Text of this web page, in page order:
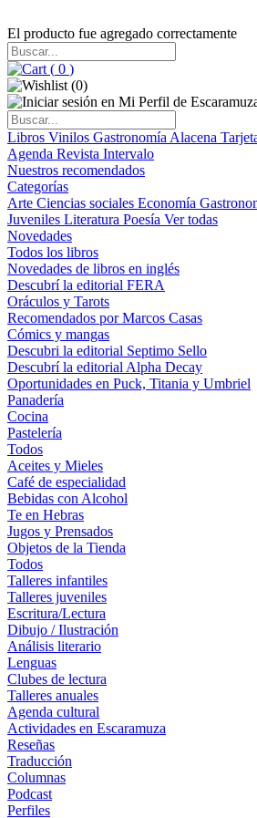
El producto fue agregado correctamente
( 0 )
(0)
Libros Vinilos Gastronomía Alacena
Agenda Revista Intervalo
Nuestros recomendados
Categorías
Arte Ciencias sociales Economía
Juveniles Literatura Poesía Ver todas
Novedades
Todos los libros
Novedades de libros en inglés
Descubrí la editorial FERA
Oráculos y Tarots
Recomendados por Marcos Casas
Cómics y mangas
Descubri la editorial Septimo Sello
Descubrí la editorial Alpha Decay
Oportunidades en Puck, Titania y Umbriel
Panadería
Cocina
Pastelería
Todos
Aceites y Mieles
Café de especialidad
Bebidas con Alcohol
Te en Hebras
Jugos y Prensados
Objetos de la Tienda
Todos
Talleres infantiles
Talleres juveniles
Escritura/Lectura
Dibujo / Ilustración
Análisis literario
Lenguas
Clubes de lectura
Talleres anuales
Agenda cultural
Actividades en Escaramuza
Reseñas
Traducción
Columnas
Podcast
Perfiles